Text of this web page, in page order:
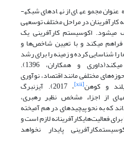
اصطلاح اکوسیستم­کارآفرینی به عنوان مجموعه­ای از نهادهای شبکه­
در مراحل مختلف توسعه­ی
می­شود. اکوسیستم کارآفرینی یک
فراهم میکند و با تعیین شاخص‌ها و
شناسایی کرده و زمینه را برای رشد
فعالیت‌های­کارآفرینانه فراهم می­کند(داوری و همکاران، 1396).
مختلفی مانند اقتصاد، نوآوری
و کوهن[xii] ، 2017). آیزنبرگ
از اجزاء مشخص نظیر رهبری،
که به نحو پیچیده­ای در هم آمیخته
فعالیت‌های­کارآفرینانه لازم است و
پایدار نخواهد